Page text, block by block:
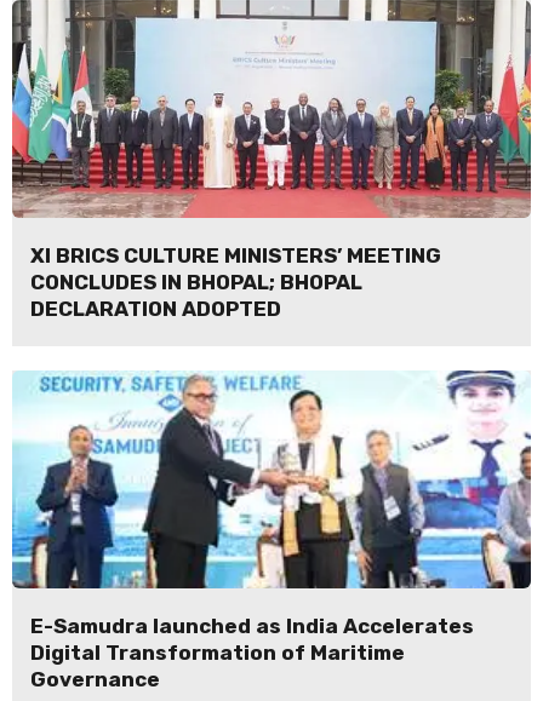
XI BRICS CULTURE MINISTERS’ MEETING
CONCLUDES IN BHOPAL; BHOPAL
DECLARATION ADOPTED
E-Samudra launched as India Accelerates
Digital Transformation of Maritime
Governance